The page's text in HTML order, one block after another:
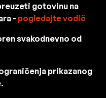
gotovinu na
- pogledajte vodič
svakodnevno od
prikazanog